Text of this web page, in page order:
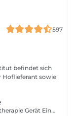
597
Hoflieferant sowie
Multi Color Skin Performer : Vakuum-Farbtherapie Gerät Ein Vakuumgerät komplettiert mit 21 Farben (akari-Farbschiene). VORTEIL Durch das Vakuum, das drucklose Hochheben, werden die Durchblutung und die Lymphe gleichermaßen stimuliert und angeregt. Dieses Vakuum ist konstant, feinst ausgesteuert und regulierbar. Es verfügt über einen sanften Zug. Das bedeutet, dass es auch auf empfindlichsten Zonen einsetzbar ist Narben, Augenzone, Lippen, Schmerzbereiche MÖGLICHE EINSATZBEREICHE IN DER KOSMETIK Zur Straffung und Reduktion Gesicht (Augen- und Lippenfältchen) Hals und Dekolleté Oberarme Bauch Hüfte Cellulite IN DER MASSAGE - mehr lesen Zur Vor- und Nachbehandlung Zum Lösen und Durchbluten von verspanntem und schlecht versorgtem Gewebe. Fußreflexmassage Bindegewebsmassage Lymphdrainage Meridianausgleich Bei Sportverletzungen Bei Gelenksbeschwerden Ergänzend zu Dorn-Breuss-Maßnahmen Zur Nachbehandlung von Gesichts-OPs Als Option gibt es auch die Möglichkeit mit einer Bergkristallpyramide Farbpunktur zu machen.